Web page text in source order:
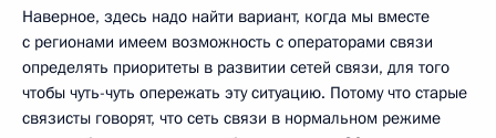
Наверное, здесь надо найти вариант, когда мы вместе
с регионами имеем возможность с операторами связи
определять приоритеты в развитии сетей связи, для того
чтобы чуть-чуть опережать эту ситуацию. Потому что старые
связисты говорят, что сеть связи в нормальном режиме